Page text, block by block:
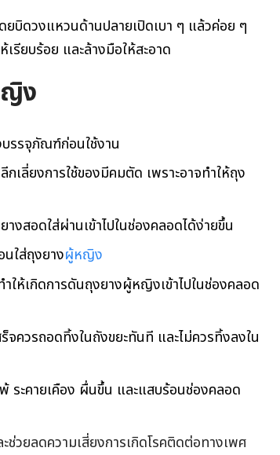
ดวงแหวนด้านปลายเปิดเบา ๆ แล้วค่อย ๆ
รียบร้อย และล้างมือให้สะอาด
ญิง
บรรจุภัณฑ์ก่อนใช้งาน
ลี่ยงการใช้ของมีคมตัด เพราะอาจทำให้ถุง
งสอดใส่ผ่านเข้าไปในช่องคลอดได้ง่ายขึ้น
ใส่ถุงยางผู้หญิง
ให้เกิดการดันถุงยางผู้หญิงเข้าไปในช่องคลอด
ควรถอดทิ้งในถังขยะทันที และไม่ควรทิ้งลงใน
ระคายเคือง ผื่นขึ้น และแสบร้อนช่องคลอด
วยลดความเสี่ยงการเกิดโรคติดต่อทางเพศ